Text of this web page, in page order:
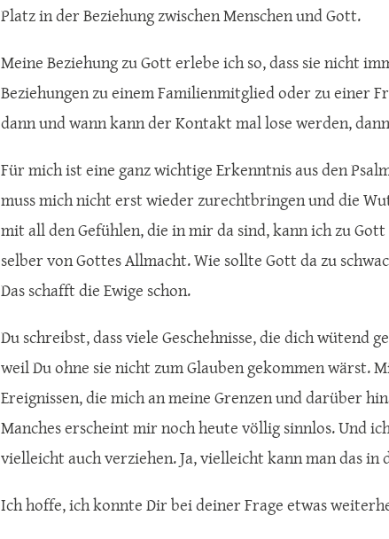
Platz in der Beziehung zwischen Menschen und Gott.
Meine Beziehung zu Gott erlebe ich so, dass sie nicht
Beziehungen zu einem Familienmitglied oder zu einer
dann und wann kann der Kontakt mal lose werden,
Für mich ist eine ganz wichtige Erkenntnis aus den
muss mich nicht erst wieder zurechtbringen und die
mit all den Gefühlen, die in mir da sind, kann ich zu
selber von Gottes Allmacht. Wie sollte Gott da zu
Das schafft die Ewige schon.
Du schreibst, dass viele Geschehnisse, die dich wütend
weil Du ohne sie nicht zum Glauben gekommen wärst.
Ereignissen, die mich an meine Grenzen und darüber
Manches erscheint mir noch heute völlig sinnlos. Und
vielleicht auch verziehen. Ja, vielleicht kann man das in
Ich hoffe, ich konnte Dir bei deiner Frage etwas